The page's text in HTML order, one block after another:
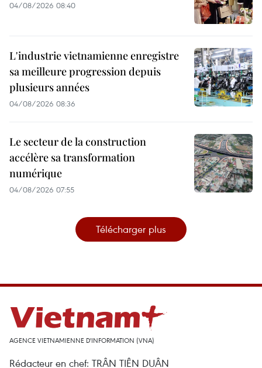
aussi
force
du
Vietnam
aborder
ce
marché.
Actuellement,
Mercosur
aucun
accord
commercial
est
une
force
du
Vietnam
aborder
ce
marché.
Actuellement,
n'ont
aucun
accord
04/08/2026 08:40
L'industrie vietnamienne enregistre
sa meilleure progression depuis
plusieurs années
04/08/2026 08:36
Le secteur de la construction
accélère sa transformation
numérique
04/08/2026 07:55
Télécharger plus
AGENCE VIETNAMIENNE D'INFORMATION (VNA)
Rédacteur en chef: TRÂN TIÊN DUÂN